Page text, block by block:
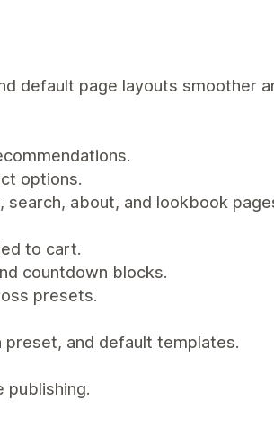
default page layouts smoother
options.
about, and lookbook
to cart.
countdown blocks.
presets.
and default templates.
publishing.